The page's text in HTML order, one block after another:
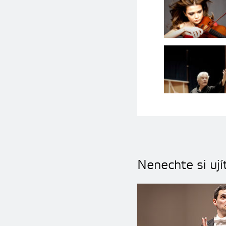
Nenechte si